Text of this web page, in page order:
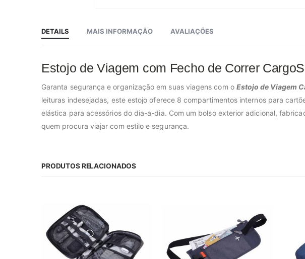
início
da
Galeria
de
DETAILS
Estojo de Viagem com Fecho de Correr
Garanta segurança e organização em suas viagens com o Estojo de Viagem
leituras indesejadas, este estojo oferece 8 compartimentos internos para
elástica para acessórios do dia-a-dia. Com um bolso exterior adicional,
quem procura viajar com estilo e segurança.
MAIS INFORMAÇÃO AVALIAÇÕES
PRODUTOS RELACIONADOS